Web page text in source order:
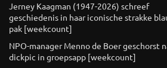
Jerney Kaagman (1947-2026) schreef
geschiedenis in haar iconische strakke
pak [weekcount]
NPO-manager Menno de Boer geschorst
dickpic in groepsapp [weekcount]